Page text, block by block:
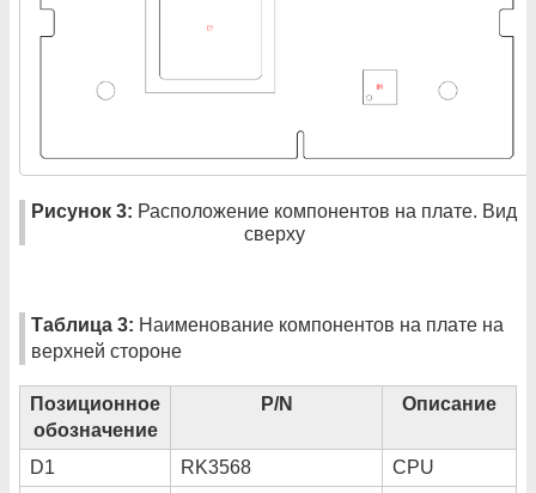
Рисунок 3: Расположение компонентов на плате. Вид
сверху
Таблица 3: Наименование компонентов на плате на
верхней стороне
Позиционное
обозначение
P/N Описание
D1 RK3568
CPU